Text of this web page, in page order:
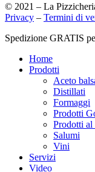
© 2021 – La
Privacy – Termini di
Chiudi
Spedizione GRATIS
Home
Prodotti
Aceto
Distillati
Formaggi
Prodotti
Prodotti al
Salumi
Vini
Servizi
Video